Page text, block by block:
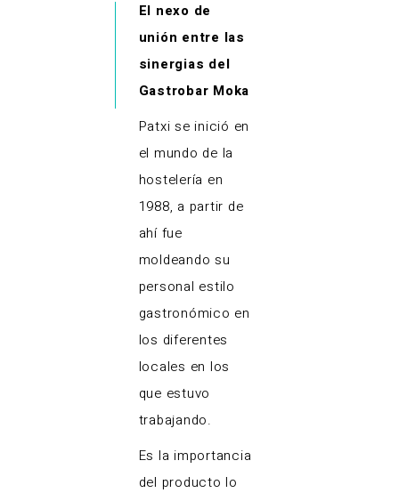
El nexo de
unión entre las
sinergias del
Gastrobar Moka
Patxi se inició en
el mundo de la
hostelería en
1988, a partir de
ahí fue
moldeando su
personal estilo
gastronómico en
los diferentes
locales en los
que estuvo
trabajando.
Es la importancia
del producto lo